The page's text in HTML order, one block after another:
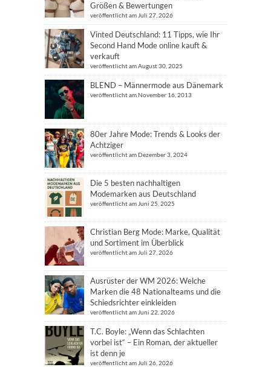
Größen & Bewertungen
veröffentlicht am Juli 27, 2026
Vinted Deutschland: 11 Tipps, wie Ihr
Second Hand Mode online kauft &
verkauft
veröffentlicht am August 30, 2025
BLEND – Männermode aus Dänemark
veröffentlicht am November 16, 2013
80er Jahre Mode: Trends & Looks der
Achtziger
veröffentlicht am Dezember 3, 2024
Die 5 besten nachhaltigen
Modemarken aus Deutschland
veröffentlicht am Juni 25, 2025
Christian Berg Mode: Marke, Qualität
und Sortiment im Überblick
veröffentlicht am Juli 27, 2026
Ausrüster der WM 2026: Welche
Marken die 48 Nationalteams und die
Schiedsrichter einkleiden
veröffentlicht am Juni 22, 2026
T.C. Boyle: „Wenn das Schlachten
vorbei ist“ – Ein Roman, der aktueller
ist denn je
veröffentlicht am Juli 26, 2026